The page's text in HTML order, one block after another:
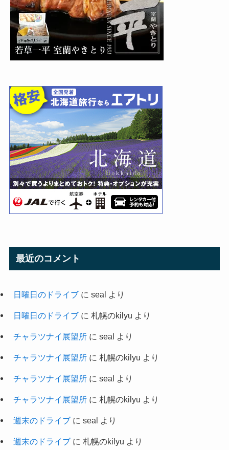
最近のコメント
日曜日のドライブに seal より
日曜日のドライブに 札幌のkilyu より
チャラツナイ展望所に seal より
チャラツナイ展望所に 札幌のkilyu より
チャラツナイ展望所に seal より
チャラツナイ展望所に 札幌のkilyu より
週末のドライブに seal より
週末のドライブに 札幌のkilyu より